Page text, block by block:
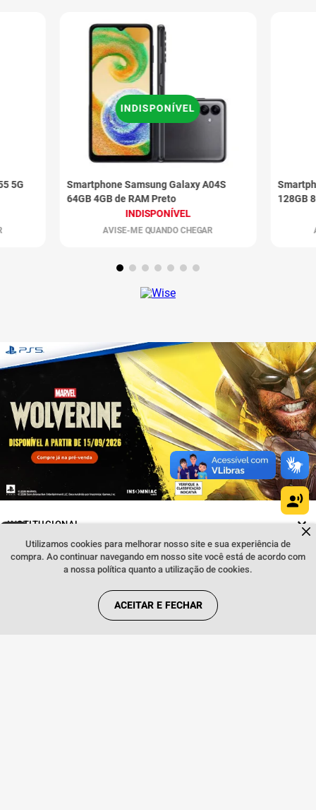
Fale comigo
clicando aqui
5G
Smartphone Samsung Galaxy A04S
64GB 4GB de RAM Preto
INDISPONÍVEL
AVISE-ME QUANDO CHEGAR
INDISPONÍVEL
128GB
Utilizamos cookies para melhorar nosso site e sua experiência de
compra. Ao continuar navegando em nosso site você está de acordo com
a nossa política quanto a utilização de cookies.
ACEITAR E FECHAR
INSTITUCIONAL
REGRAS